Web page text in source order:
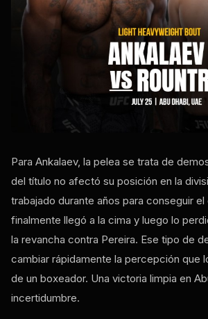
Para Ankalaev, la pelea se trata de
del título no afectó su posición en la
trabajado durante años para conseguir el
finalmente llegó a la cima y luego lo
la revancha contra Pereira. Ese tipo de
cambiar rápidamente la percepción que
de un boxeador. Una victoria limpia en
incertidumbre.